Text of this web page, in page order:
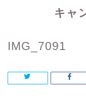
キャ
IMG_7091